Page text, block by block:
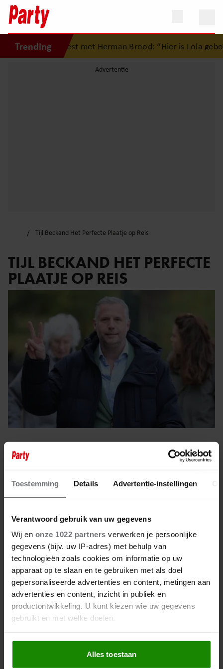
Toestemming Details Advertentie-instellingen
Verantwoord gebruik van uw gegevens
Wij en onze 1022 partners verwerken je persoonlijke
gegevens (bijv. uw IP-adres) met behulp van
technologieën zoals cookies om informatie op uw
apparaat op te slaan en te gebruiken met als doel
gepersonaliseerde advertenties en content, metingen aan
advertenties en content, inzicht in publiek en
productontwikkeling. U kunt kiezen wie uw gegevens
gebruikt en met welke doelen.
Als u het toestaat, willen we ook graag:
Informatie verzamelen over uw geografische
Alles toestaan
Trending
liefdesnest met Herman Brood: “Hier is Lola
Tijl Beckand Het Perfecte Plaatje op Reis
TIJL BECKAND HET PERFECTE
PLAATJE OP REIS
WAAROM TIJL BECKAND ZELF
NOOIT KAN DEELNEMEN AAN
‘HET PERFECTE PLAATJE’